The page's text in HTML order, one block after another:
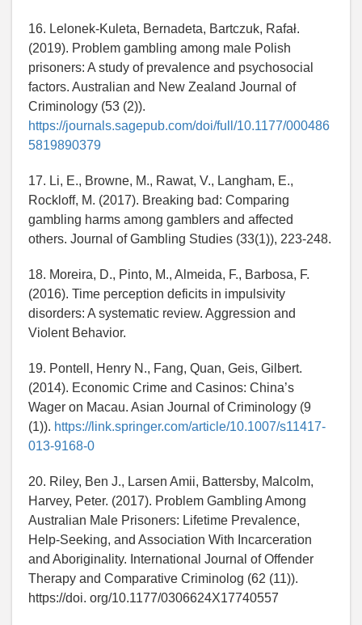
16. Lelonek-Kuleta, Bernadeta, Bartczuk, Rafał.
(2019). Problem gambling among male Polish
prisoners: A study of prevalence and psychosocial
factors. Australian and New Zealand Journal of
Criminology (53 (2)).
https://journals.sagepub.com/doi/full/10.1177/000486
5819890379
17. Li, E., Browne, M., Rawat, V., Langham, E.,
Rockloff, M. (2017). Breaking bad: Comparing
gambling harms among gamblers and affected
others. Journal of Gambling Studies (33(1)), 223-248.
18. Moreira, D., Pinto, M., Almeida, F., Barbosa, F.
(2016). Time perception deficits in impulsivity
disorders: A systematic review. Aggression and
Violent Behavior.
19. Pontell, Henry N., Fang, Quan, Geis, Gilbert.
(2014). Economic Crime and Casinos: China’s
Wager on Macau. Asian Journal of Criminology (9
(1)). https://link.springer.com/article/10.1007/s11417-
013-9168-0
20. Riley, Ben J., Larsen Amii, Battersby, Malcolm,
Harvey, Peter. (2017). Problem Gambling Among
Australian Male Prisoners: Lifetime Prevalence,
Help-Seeking, and Association With Incarceration
and Aboriginality. International Journal of Offender
Therapy and Comparative Criminolog (62 (11)).
https://doi. org/10.1177/0306624X17740557